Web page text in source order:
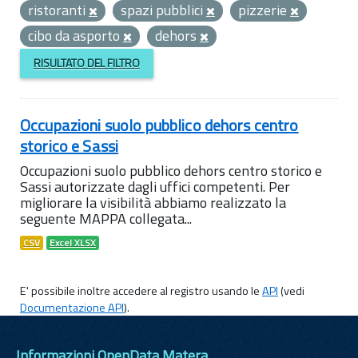
ristoranti
spazi pubblici
pizzerie
cibo da asporto
dehors
RISULTATO DEL FILTRO
Occupazioni suolo pubblico dehors centro
storico e Sassi
Occupazioni suolo pubblico dehors centro storico e
Sassi autorizzate dagli uffici competenti. Per
migliorare la visibilità abbiamo realizzato la
seguente MAPPA collegata...
CSV Excel XLSX
E' possibile inoltre accedere al registro usando leAPI(vedi
Documentazione API).